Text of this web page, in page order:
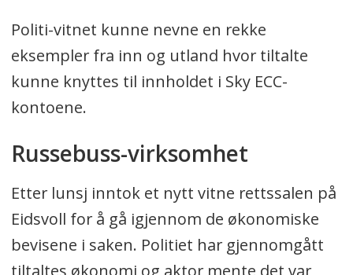
Politi-vitnet kunne nevne en rekke
eksempler fra inn og utland hvor tiltalte
kunne knyttes til innholdet i Sky ECC-
kontoene.
Russebuss-virksomhet
Etter lunsj inntok et nytt vitne rettssalen på
Eidsvoll for å gå igjennom de økonomiske
bevisene i saken. Politiet har gjennomgått